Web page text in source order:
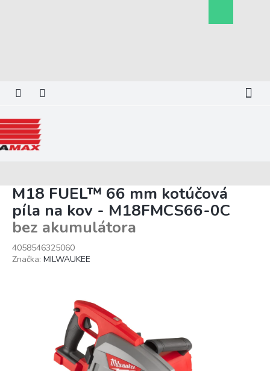
košík
M18 FUEL™ 66 mm kotúčová
píla na kov - M18FMCS66-0C
bez akumulátora
4058546325060
Značka: MILWAUKEE